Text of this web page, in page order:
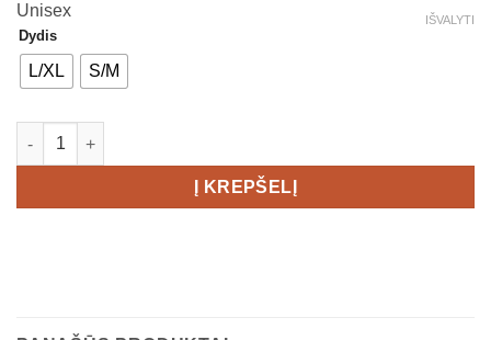
Unisex
Dydis
L/XL S/M
IŠVALYTI
produkto kiekis: CRAFT Core Race Knit Hat
Į KREPŠELĮ